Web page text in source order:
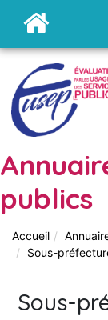
publics
Accueil
Sous-
Sous-